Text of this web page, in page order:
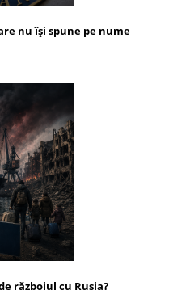
nu își spune pe nume
războiul cu Rusia?